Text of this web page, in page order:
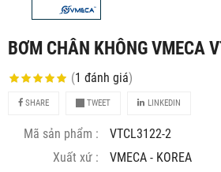
BƠM CHÂN KHÔNG VMECA
(1 đánh giá)
SHARE TWEET LINKEDIN
Mã sản phẩm :
VTCL3122-2
Xuất xứ :
VMECA - KOREA